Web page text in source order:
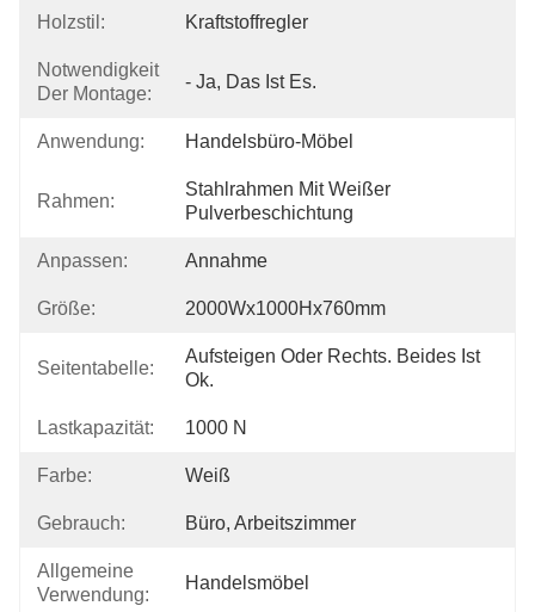
Holzstil: Kraftstoffregler
Notwendigkeit
Der Montage:
- Ja, Das Ist Es.
Anwendung: Handelsbüro-Möbel
Rahmen:
Stahlrahmen Mit Weißer
Pulverbeschichtung
Anpassen: Annahme
Größe: 2000Wx1000Hx760mm
Seitentabelle:
Aufsteigen Oder Rechts. Beides Ist
Ok.
Lastkapazität: 1000 N
Farbe: Weiß
Gebrauch: Büro, Arbeitszimmer
Allgemeine
Verwendung:
Handelsmöbel